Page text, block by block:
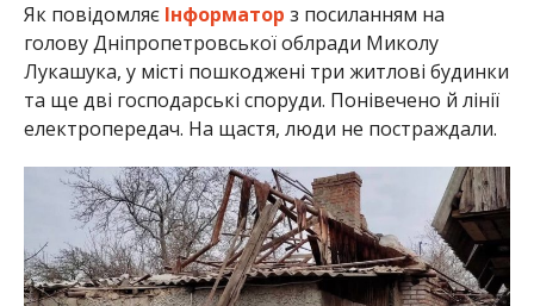
Як повідомляє Інформатор з посиланням на
голову Дніпропетровської облради Миколу
Лукашука, у місті пошкоджені три житлові будинки
та ще дві господарські споруди. Понівечено й лінії
електропередач. На щастя, люди не постраждали.